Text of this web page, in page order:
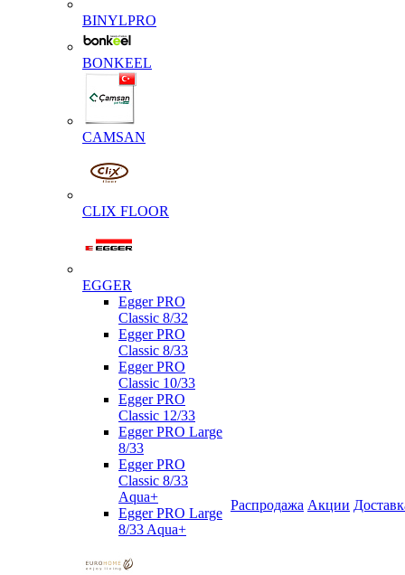
BINYLPRO
BONKEEL
CAMSAN
CLIX FLOOR
EGGER
Egger PRO
Classic 8/32
Egger PRO
Classic 8/33
Egger PRO
Classic 10/33
Egger PRO
Classic 12/33
Egger PRO Large
8/33
Egger PRO
Classic 8/33
Aqua+
Egger PRO Large
8/33 Aqua+
Распродажа Акции